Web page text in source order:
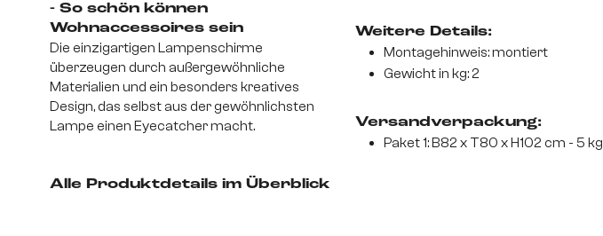
- So schön können
Wohnaccessoires sein
Die einzigartigen Lampenschirme
überzeugen durch außergewöhnliche
Materialien und ein besonders kreatives
Design, das selbst aus der gewöhnlichsten
Lampe einen Eyecatcher macht.
Alle Produktdetails im Überblick
Weitere Details:
Montagehinweis: montiert
Gewicht in kg: 2
Versandverpackung:
Paket 1: B82 x T80 x H102 cm - 5 kg